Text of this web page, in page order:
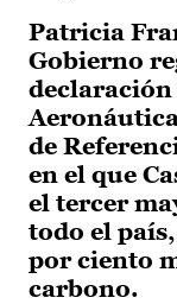
Patricia
Gobierno
declaración
de
en el que
el tercer
todo el
por ciento
carbono.